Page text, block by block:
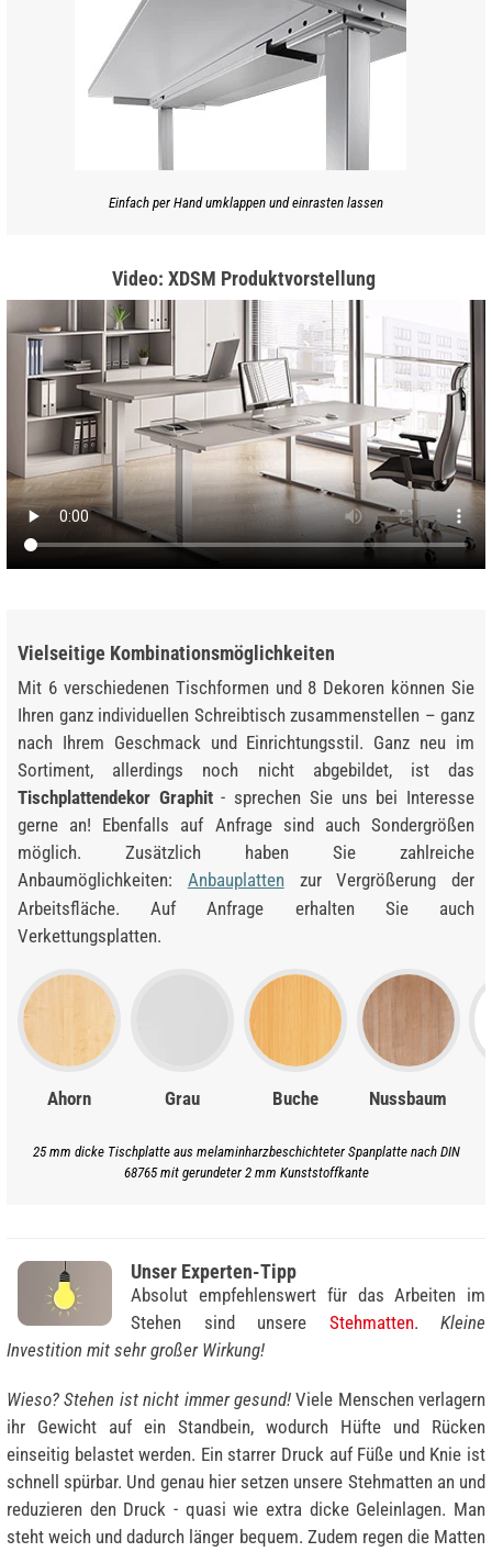
Einfach per Hand umklappen und einrasten lassen
Video: XDSM Produktvorstellung
Vielseitige Kombinationsmöglichkeiten
Mit 6 verschiedenen Tischformen und 8 Dekoren können Sie
Ihren ganz individuellen Schreibtisch zusammenstellen – ganz
nach Ihrem Geschmack und Einrichtungsstil. Ganz neu im
Sortiment, allerdings noch nicht abgebildet, ist das
Tischplattendekor Graphit- sprechen Sie uns bei Interesse
gerne an! Ebenfalls auf Anfrage sind auch Sondergrößen
möglich. Zusätzlich haben Sie zahlreiche
Anbaumöglichkeiten: Anbauplatten
zur Vergrößerung der
Arbeitsfläche. Auf Anfrage erhalten Sie auch
Verkettungsplatten.
Ahorn Grau Buche Nussbaum
25 mm dicke Tischplatte aus melaminharzbeschichteter Spanplatte nach DIN
68765 mit gerundeter 2 mm Kunststoffkante
Unser Experten-Tipp
Absolut empfehlenswert für das Arbeiten im
Stehen sind unsere Stehmatten. Kleine
Investition mit sehr großer Wirkung!
Wieso? Stehen ist nicht immer gesund!Viele Menschen verlagern
ihr Gewicht auf ein Standbein, wodurch Hüfte und Rücken
einseitig belastet werden. Ein starrer Druck auf Füße und Knie ist
schnell spürbar. Und genau hier setzen unsere Stehmatten an und
reduzieren den Druck - quasi wie extra dicke Geleinlagen. Man
steht weich und dadurch länger bequem. Zudem regen die Matten